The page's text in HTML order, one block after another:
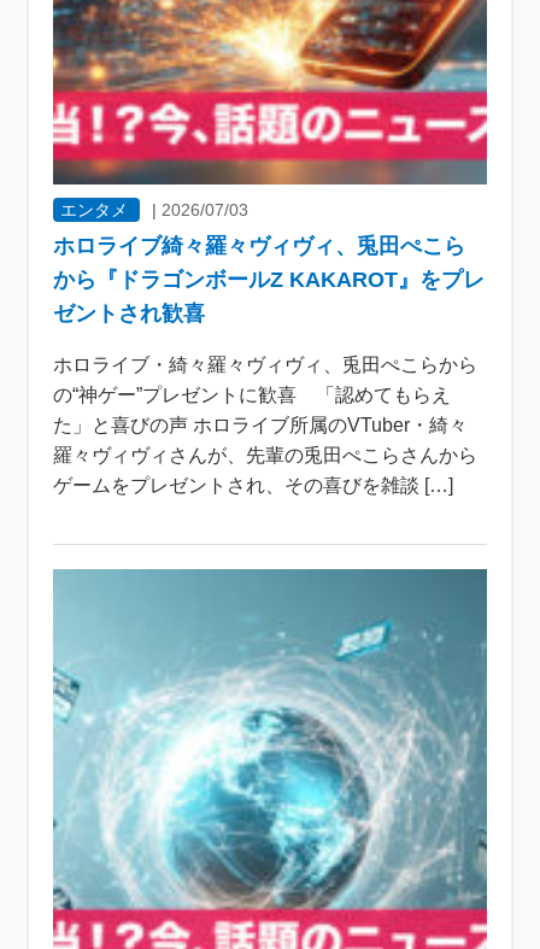
エンタメ | 2026/07/03
ホロライブ綺々羅々ヴィヴィ、兎田ぺこら
から『ドラゴンボールZ KAKAROT』をプレ
ゼントされ歓喜
ホロライブ・綺々羅々ヴィヴィ、兎田ぺこらから
の“神ゲー”プレゼントに歓喜 「認めてもらえ
た」と喜びの声 ホロライブ所属のVTuber・綺々
羅々ヴィヴィさんが、先輩の兎田ぺこらさんから
ゲームをプレゼントされ、その喜びを雑談 […]